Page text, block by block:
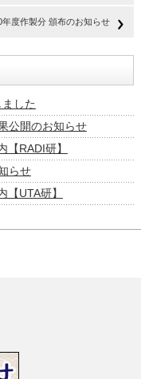
度作製分 頒布のお知らせ
した
公開のお知らせ
RADI研】
らせ
UTA研】